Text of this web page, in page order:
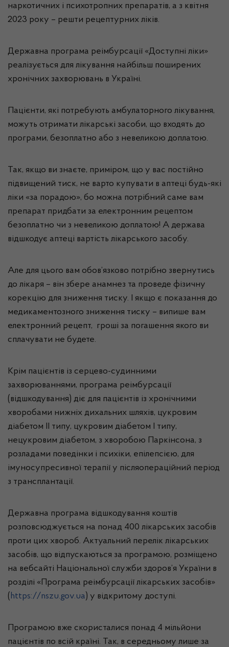
наркотичних і психотропних препаратів, а з квітня
2023 року – решти рецептурних ліків.
Державна програма реімбурсації «Доступні ліки»
реалізується для лікування найбільш поширених
хронічних захворювань в Україні.
Пацієнти, які потребують амбулаторного лікування,
можуть отримати лікарські засоби, що входять до
програми, безоплатно або з невеликою доплатою.
Так, якщо ви знаєте, приміром, що у вас постійно
підвищений тиск, не варто купувати в аптеці будь-які
ліки «за порадою», бо можна потрібний саме вам
препарат придбати за електронним рецептом
безоплатно чи з невеликою доплатою! А держава
відшкодує аптеці вартість лікарського засобу.
Але для цього вам обов’язково потрібно звернутись
до лікаря – він збере анамнез та проведе фізичну
корекцію для зниження тиску. І якщо є показання до
медикаментозного зниження тиску – випише вам
електронний рецепт, гроші за погашення якого ви
сплачувати не будете.
Крім пацієнтів із серцево-судинними
захворюваннями, програма реімбурсації
(відшкодування) діє для пацієнтів із хронічними
хворобами нижніх дихальних шляхів, цукровим
діабетом II типу, цукровим діабетом I типу,
нецукровим діабетом, з хворобою Паркінсона, з
розладами поведінки і психіки, епілепсією, для
імуносупресивної терапії у післяопераційний період
з трансплантації.
Державна програма відшкодування коштів
розповсюджується на понад 400 лікарських засобів
проти цих хвороб. Актуальний перелік лікарських
засобів, що відпускаються за програмою, розміщено
на вебсайті Національної служби здоров’я України в
розділі «Програма реімбурсації лікарських засобів»
( https://nszu.gov.ua) у відкритому доступі.
Програмою вже скористалися понад 4 мільйони
пацієнтів по всій країні. Так, в середньому лише за